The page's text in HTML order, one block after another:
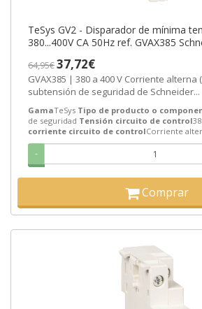
TeSys GV2 - Disparador de mínima
380...400V CA 50Hz ref. GVAX385
64,95€37,72€
GVAX385 | 380 a 400 V Corriente alterna (AC, CA) TeSys Fallo
subtensión de seguridad de Schneider...
GamaTeSys Tipo de producto o
de seguridad Tensión circuito de control
corriente circuito de controlCorriente
-
Comprar